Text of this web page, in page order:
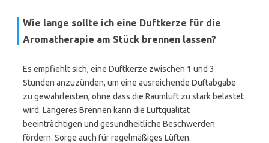
Wie lange sollte ich eine Duftkerze für die
Aromatherapie am Stück brennen lassen?
Es empfiehlt sich, eine Duftkerze zwischen 1 und 3
Stunden anzuzünden, um eine ausreichende Duftabgabe
zu gewährleisten, ohne dass die Raumluft zu stark belastet
wird. Längeres Brennen kann die Luftqualität
beeinträchtigen und gesundheitliche Beschwerden
fördern. Sorge auch für regelmäßiges Lüften.